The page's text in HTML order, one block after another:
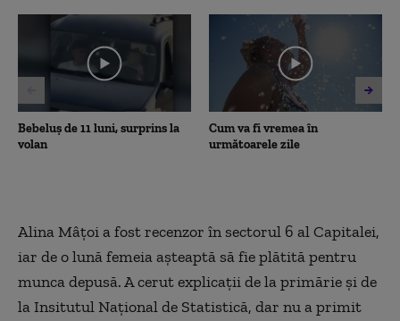
2
seconds
Bebeluș de 11 luni, surprins la
volan
Cum va fi vremea în
următoarele zile
Alina Mâțoi a fost recenzor în sectorul 6 al Capitalei,
iar de o lună femeia așteaptă să fie plătită pentru
munca depusă. A cerut explicații de la primărie și de
la Insitutul Național de Statistică, dar nu a primit